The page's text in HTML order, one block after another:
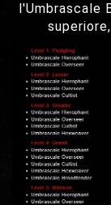
l'Umbrascale